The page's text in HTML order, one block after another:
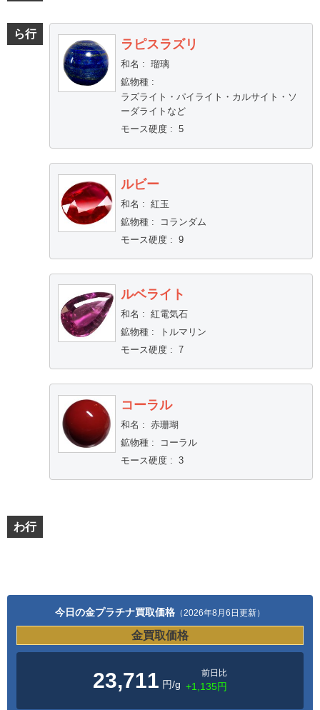
ら行
ラピスラズリ
和名 : 瑠璃
鉱物種:
ラズライト・パイライト・カルサイト・ソ
ーダライトなど
モース硬度: 5
ルビー
和名 : 紅玉
鉱物種:
コランダム
モース硬度: 9
ルベライト
和名 : 紅電気石
鉱物種:
トルマリン
モース硬度: 7
コーラル
和名 : 赤珊瑚
鉱物種:
コーラル
モース硬度: 3
わ行
今日の金プラチナ買取価格 （2026年8月6日更新）
金買取価格
23,711 円/g
前日比
+1,135円